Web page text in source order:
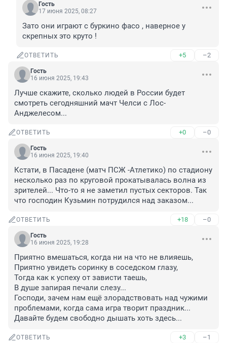
Гость
17 июня 2025, 08:27
Зато они играют с буркино фасо , наверное у
скрепных это круто !
ОТВЕТИТЬ +5 –2
Гость
16 июня 2025, 19:43
Лучше скажите, сколько людей в России будет
смотреть сегодняшний мачт Челси с Лос-
Анджелесом...
ОТВЕТИТЬ +0 –0
Гость
16 июня 2025, 19:40
Кстати, в Пасадене (матч ПСЖ -Атлетико) по стадиону
несколько раз по круговой прокатывалась волна из
зрителей... Что-то я не заметил пустых секторов. Так
что господин Кузьмин потрудился над заказом...
ОТВЕТИТЬ +18 –0
Гость
16 июня 2025, 19:28
Приятно вмешаться, когда ни на что не влияешь,
Приятно увидеть соринку в соседском глазу,
Тогда как к успеху от зависти таешь,
В душе запирая печали слезу...
Господи, зачем нам ещё злорадствовать над чужими
проблемами, когда сама игра творит праздник...
Давайте будем свободно дышать хоть здесь...
ОТВЕТИТЬ +3 –1